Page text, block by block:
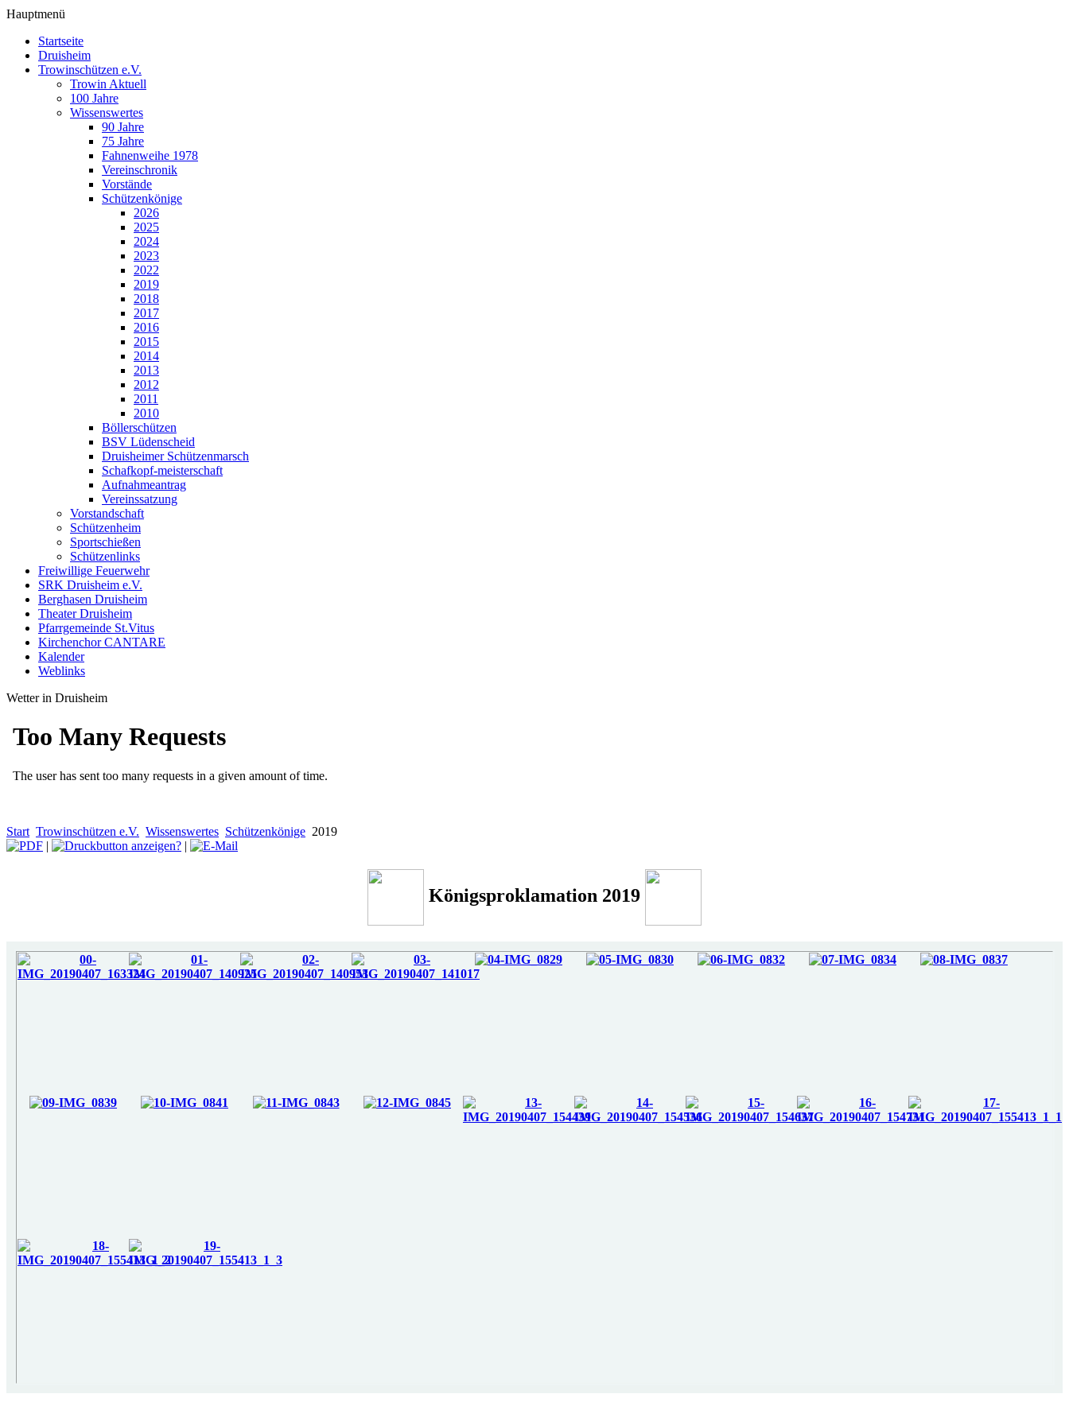
Hauptmenü
Startseite
Druisheim
Trowinschützen e.V.
Trowin Aktuell
100 Jahre
Wissenswertes
90 Jahre
75 Jahre
Fahnenweihe 1978
Vereinschronik
Vorstände
Schützenkönige
2026
2025
2024
2023
2022
2019
2018
2017
2016
2015
2014
2013
2012
2011
2010
Böllerschützen
BSV Lüdenscheid
Druisheimer Schützenmarsch
Schafkopf-meisterschaft
Aufnahmeantrag
Vereinssatzung
Vorstandschaft
Schützenheim
Sportschießen
Schützenlinks
Freiwillige Feuerwehr
SRK Druisheim e.V.
Berghasen Druisheim
Theater Druisheim
Pfarrgemeinde St.Vitus
Kirchenchor CANTARE
Kalender
Weblinks
Wetter in Druisheim
Start Trowinschützen e.V. Wissenswertes Schützenkönige 2019
|
|
Königsproklamation 2019